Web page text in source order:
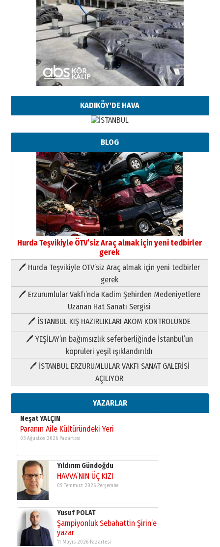
KADIKÖY'DE HAVA
BLOG
Hurda Teşvikiyle ÖTV’siz Araç almak için yeni tedbirler
gerek
🖊 Hurda Teşvikiyle ÖTV’siz Araç almak için yeni tedbirler
gerek
🖊 Erzurumlular Vakfı’nda Kadim Şehirden Medeniyetlere
Uzanan Hat Sanatı Sergisi
🖊 İSTANBUL KIŞ HAZIRLIKLARI AKOM KONTROLÜNDE
🖊 YEŞİLAY’ın bağımsızlık seferberliğinde İstanbul’un
köprüleri yeşil ışıklandırıldı
🖊 İSTANBUL ERZURUMLULAR VAKFI SANAT GALERİSİ
AÇILIYOR
YAZARLAR
Paranın Aile Kültüründeki Yeri
03 Ağustos 2026 Pazartesi
Yıldırım Gündoğdu
HAVVA’NIN ÜÇ KIZI
09 Temmuz 2026 Perşembe
Yusuf POLAT
Şampiyonluk Sebahattin Şirin’e
yazar
11 Mayıs 2026 Pazartesi
Neşat YALÇIN
Paranın Aile Kültüründeki Yeri
03 Ağustos 2026 Pazartesi
Yıldırım Gündoğdu
HAVVA’NIN ÜÇ KIZI
09 Temmuz 2026 Perşembe
Yusuf POLAT
Şampiyonluk Sebahattin Şirin’e
yazar
11 Mayıs 2026 Pazartesi